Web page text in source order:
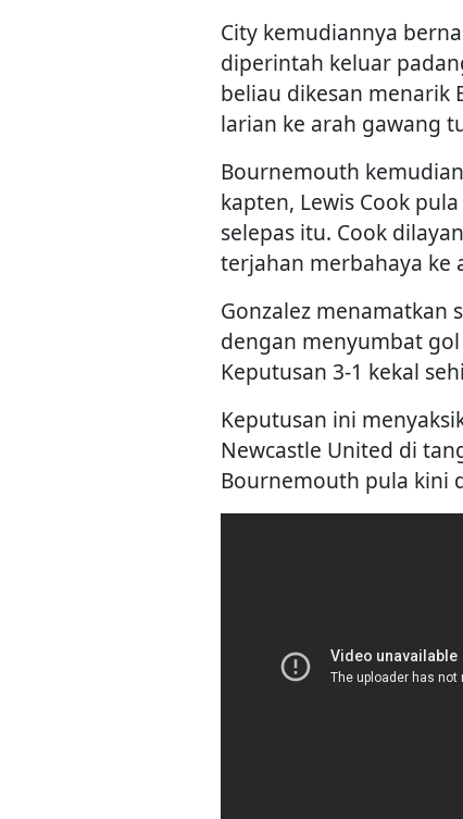
City kemudiannya
diperintah keluar
beliau dikesan menarik
larian ke arah gawang
Bournemouth
kapten, Lewis Cook
selepas itu. Cook
terjahan merbahaya ke
Gonzalez menamatkan
dengan menyumbat
Keputusan 3-1 kekal
Keputusan ini
Newcastle United di
Bournemouth pula kini